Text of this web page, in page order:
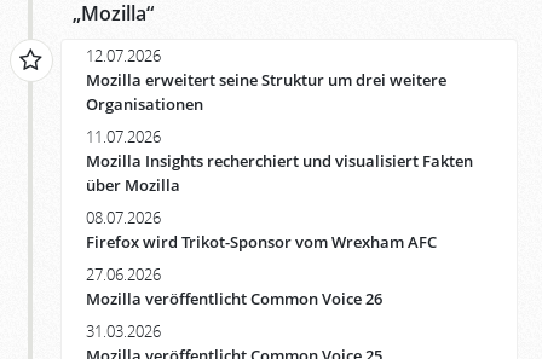
„Mozilla“
12.07.2026
Mozilla erweitert seine Struktur um drei weitere
Organisationen
11.07.2026
Mozilla Insights recherchiert und visualisiert Fakten
über Mozilla
08.07.2026
Firefox wird Trikot-Sponsor vom Wrexham AFC
27.06.2026
Mozilla veröffentlicht Common Voice 26
31.03.2026